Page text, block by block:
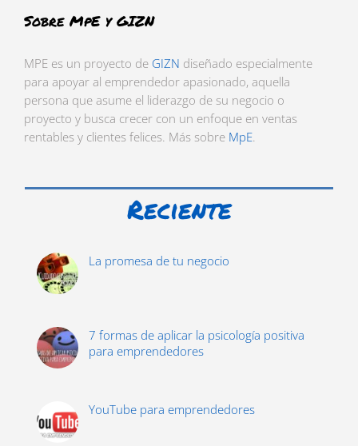
Sobre MpE y GIZN
MPE es un proyecto de GIZN diseñado especialmente
para apoyar al emprendedor apasionado, aquella
persona que asume el liderazgo de su negocio o
proyecto y busca crecer con un enfoque en ventas
rentables y clientes felices. Más sobre MpE.
Reciente
La promesa de tu negocio
7 formas de aplicar la psicología positiva
para emprendedores
YouTube para emprendedores